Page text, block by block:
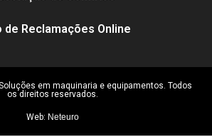
de Reclamações Online
em maquinaria e equipamentos. Todos
os direitos reservados.
Web: Neteuro